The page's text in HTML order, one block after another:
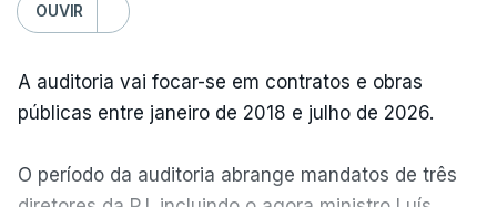
OUVIR
A auditoria vai focar-se em contratos e obras
públicas entre janeiro de 2018 e julho de 2026.
O período da auditoria abrange mandatos de três